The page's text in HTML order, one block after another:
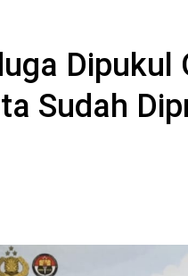
Dipukul
Sudah